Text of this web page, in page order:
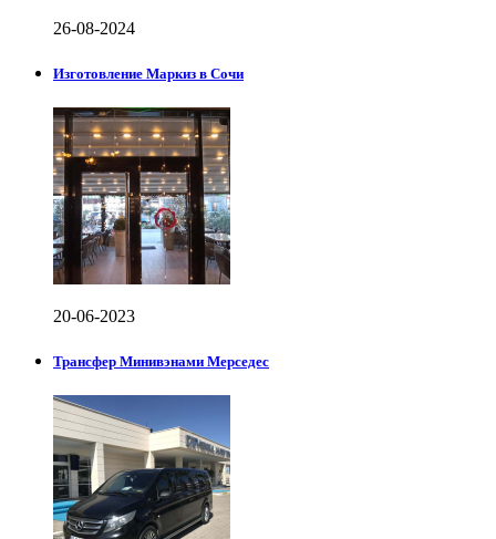
26-08-2024
Изготовление Маркиз в Сочи
20-06-2023
Трансфер Минивэнами Мерседес